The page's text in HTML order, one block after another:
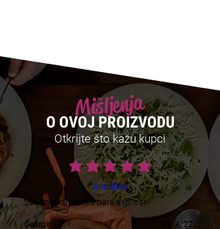
Mišljenja
O OVOJ PROIZVODU
Otkrijte što kažu kupci
prosječna ocjena je 5 od 5
Amables
Son muy amables para explicar
Georgina F. 31. 7. 22.